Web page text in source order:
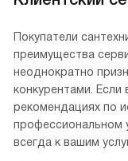
Покупатели
преимущества
неоднократно
конкурентами.
рекомендациях по
профессиональном
всегда к вашим